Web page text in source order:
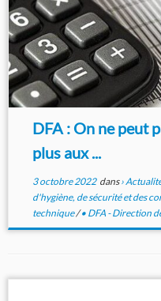
DFA : On ne peut
plus aux ...
3 octobre 2022dans›
d'hygiène, de sécurité et des
technique/• DFA - Direction